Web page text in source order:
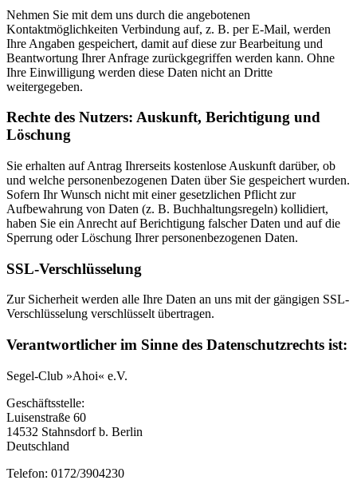
Nehmen Sie mit dem uns durch die angebotenen
Kontaktmöglichkeiten Verbindung auf, z. B. per E-Mail, werden
Ihre Angaben gespeichert, damit auf diese zur Bearbeitung und
Beantwortung Ihrer Anfrage zurückgegriffen werden kann. Ohne
Ihre Einwilligung werden diese Daten nicht an Dritte
weitergegeben.
Rechte des Nutzers: Auskunft, Berichtigung und
Löschung
Sie erhalten auf Antrag Ihrerseits kostenlose Auskunft darüber, ob
und welche personenbezogenen Daten über Sie gespeichert wurden.
Sofern Ihr Wunsch nicht mit einer gesetzlichen Pflicht zur
Aufbewahrung von Daten (z. B. Buchhaltungsregeln) kollidiert,
haben Sie ein Anrecht auf Berichtigung falscher Daten und auf die
Sperrung oder Löschung Ihrer personenbezogenen Daten.
SSL-Verschlüsselung
Zur Sicherheit werden alle Ihre Daten an uns mit der gängigen SSL-
Verschlüsselung verschlüsselt übertragen.
Verantwortlicher im Sinne des Datenschutzrechts ist:
Segel-Club »Ahoi« e.V.
Geschäftsstelle:
Luisenstraße 60
14532 Stahnsdorf b. Berlin
Deutschland
Telefon: 0172/3904230